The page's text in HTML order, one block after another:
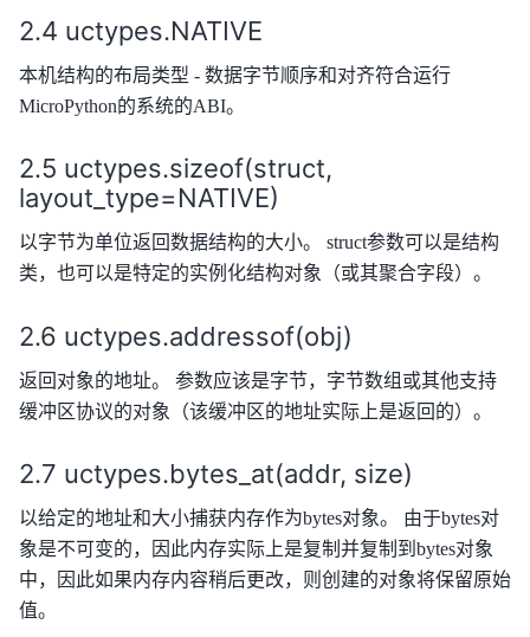
uctypes.NATIVE
本机结构的布局类型 - 数据字节顺序和对齐符合运行
MicroPython的系统的ABI。
uctypes.sizeof(struct,
layout_type=NATIVE)
以字节为单位返回数据结构的大小。 struct参数可以是结构
类，也可以是特定的实例化结构对象（或其聚合字段）。
uctypes.addressof(obj)
返回对象的地址。 参数应该是字节，字节数组或其他支持
缓冲区协议的对象（该缓冲区的地址实际上是返回的）。
uctypes.bytes_at(addr, size)
以给定的地址和大小捕获内存作为bytes对象。 由于bytes对
象是不可变的，因此内存实际上是复制并复制到bytes对象
中，因此如果内存内容稍后更改，则创建的对象将保留原始
值。